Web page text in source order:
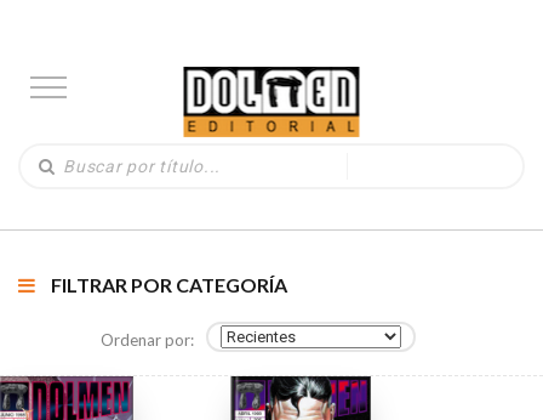
FILTRAR POR CATEGORÍA
Ordenar por: